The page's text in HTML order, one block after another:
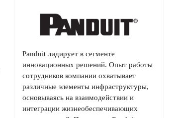
Panduit лидирует в сегменте
инновационных решений. Опыт работы
сотрудников компании охватывает
различные элементы инфраструктуры,
основываясь на взаимодействии и
интеграции жизнеобеспечивающих